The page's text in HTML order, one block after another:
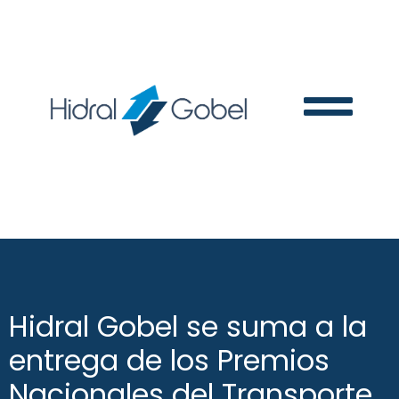
Hidral Gobel se suma a la
entrega de los Premios